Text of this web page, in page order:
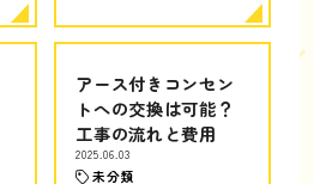
アース付きコンセン
トへの交換は可能？
工事の流れと費用
2025.06.03
未分類